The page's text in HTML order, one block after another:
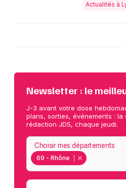
Actualités à
Newsletter : le
J-3 avant votre dose
plans, sorties, événements : la
rédaction JDS, chaque jeudi.
69 - Rhône
Choisir mes départements